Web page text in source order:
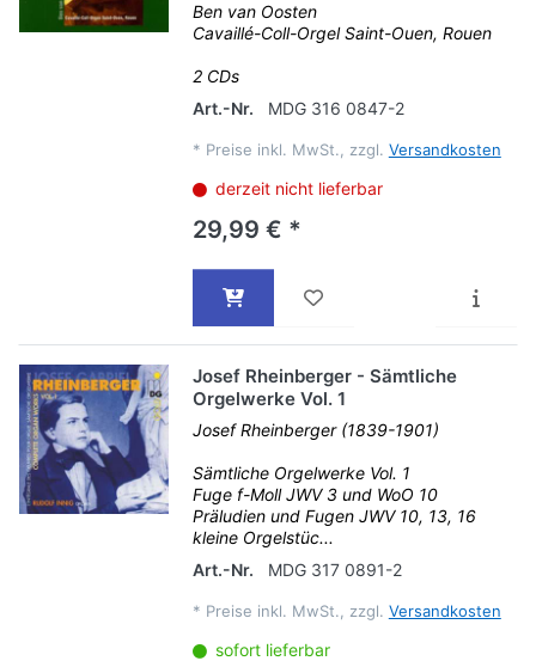
Ben van Oosten
Cavaillé-Coll-Orgel Saint-Ouen, Rouen
2 CDs
Art.-Nr.
MDG 316 0847-2
* Preise inkl. MwSt., zzgl. Versandkosten
derzeit nicht lieferbar
29,99 € *
Josef Rheinberger - Sämtliche
Orgelwerke Vol. 1
Josef Rheinberger (1839-1901)
Sämtliche Orgelwerke Vol. 1
Fuge f-Moll JWV 3 und WoO 10
Präludien und Fugen JWV 10, 13, 16
kleine Orgelstüc...
Art.-Nr.
MDG 317 0891-2
* Preise inkl. MwSt., zzgl. Versandkosten
sofort lieferbar